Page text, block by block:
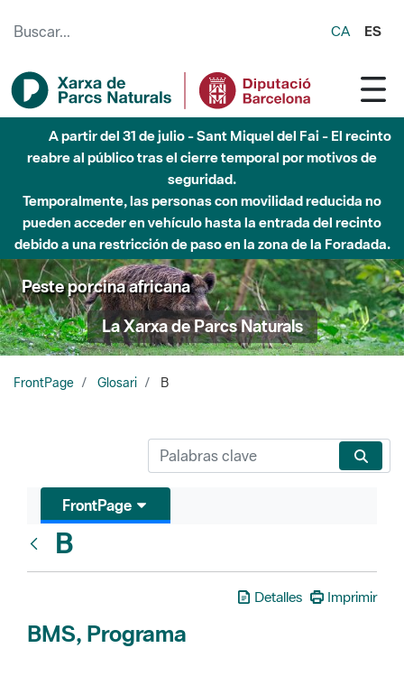
CA ES
A partir del 31 de julio - Sant Miquel del Fai - El recinto
reabre al público tras el cierre temporal por motivos de
seguridad.
Temporalmente, las personas con movilidad reducida no
pueden acceder en vehículo hasta la entrada del recinto
debido a una restricción de paso en la zona de la Foradada.
Peste porcina africana
La Xarxa de Parcs Naturals
FrontPage Glosari B
FrontPage
B
Detalles Imprimir
BMS, Programa